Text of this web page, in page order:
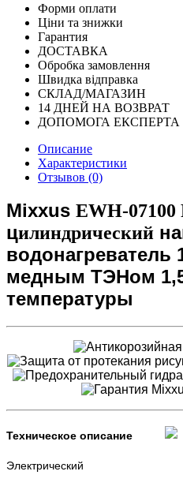
Форми оплати
Ціни та знижки
Гарантия
ДОСТАВКА
Обробка замовлення
Швидка відправка
СКЛАД/МАГАЗИН
14 ДНЕЙ НА ВОЗВРАТ
ДОПОМОГА ЕКСПЕРТА
Описание
Характеристики
Отзывов (0)
Mixxus EWH-07100
цилиндрический
медным ТЭНом
температуры
Техническое описание
Электрический